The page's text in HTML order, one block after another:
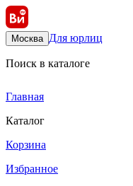
Москва Для юрлиц
Поиск в каталоге
Главная
Каталог
Корзина
Избранное